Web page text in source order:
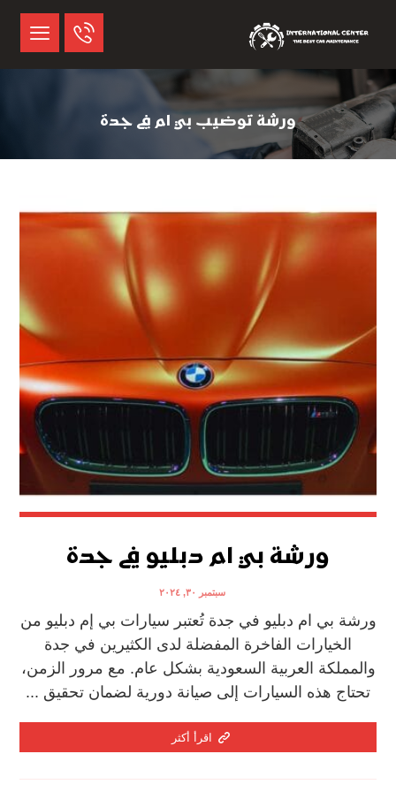
ورشة توضيب بي ام في جدة
ورشة بي ام دبليو في جدة
سبتمبر ٣٠, ٢٠٢٤
ورشة بي ام دبليو في جدة تُعتبر سيارات بي إم دبليو من
الخيارات الفاخرة المفضلة لدى الكثيرين في جدة
والمملكة العربية السعودية بشكل عام. مع مرور الزمن،
تحتاج هذه السيارات إلى صيانة دورية لضمان تحقيق ...
اقرأ أكثر